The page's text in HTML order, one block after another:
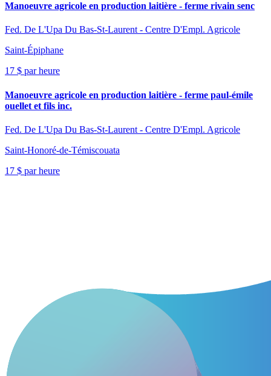
Manoeuvre agricole en production laitière - ferme rivain senc
Fed. De L'Upa Du Bas-St-Laurent - Centre D'Empl. Agricole
Saint-Épiphane
17 $ par heure
Manoeuvre agricole en production laitière - ferme paul-émile
ouellet et fils inc.
Fed. De L'Upa Du Bas-St-Laurent - Centre D'Empl. Agricole
Saint-Honoré-de-Témiscouata
17 $ par heure